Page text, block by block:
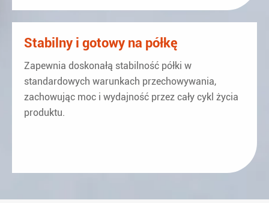
Stabilny i gotowy na półkę
Zapewnia doskonałą stabilność półki w
standardowych warunkach przechowywania,
zachowując moc i wydajność przez cały cykl życia
produktu.